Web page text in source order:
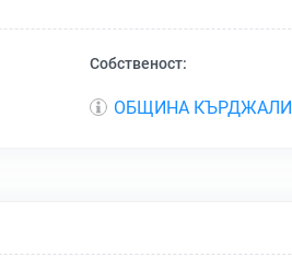
Собственост:
ОБЩИНА КЪРДЖАЛИ